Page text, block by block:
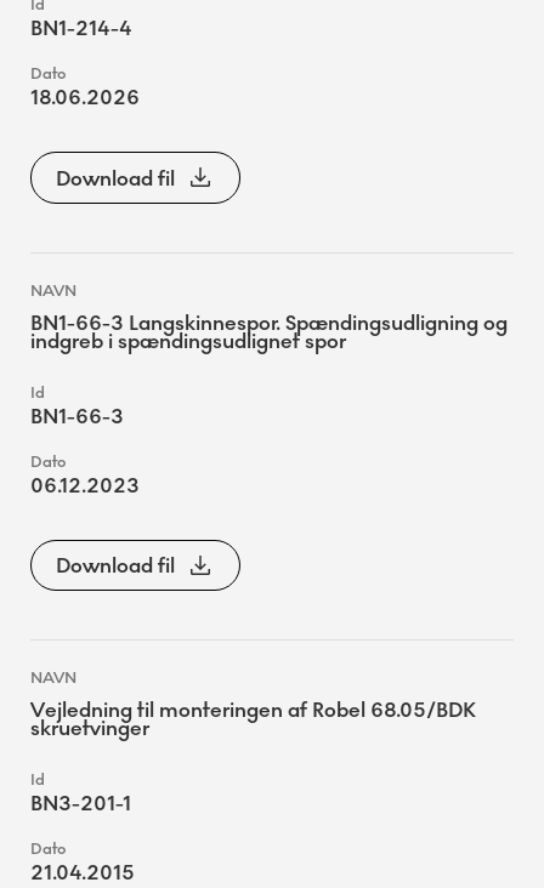
BN1-214-4
18.06.2026
Download fil
BN1-66-3 Langskinnespor. Spændingsudligning og
indgreb i spændingsudlignet spor
BN1-66-3
06.12.2023
Download fil
Vejledning til monteringen af Robel 68.05/BDK
skruetvinger
BN3-201-1
21.04.2015